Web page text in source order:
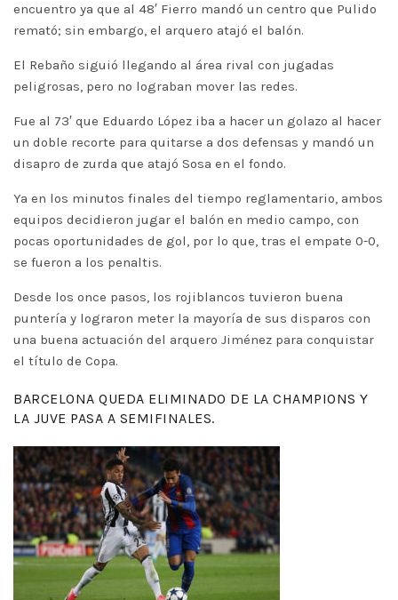
encuentro ya que al 48′ Fierro mandó un centro que Pulido
remató; sin embargo, el arquero atajó el balón.
El Rebaño siguió llegando al área rival con jugadas
peligrosas, pero no lograban mover las redes.
Fue al 73′ que Eduardo López iba a hacer un golazo al hacer
un doble recorte para quitarse a dos defensas y mandó un
disapro de zurda que atajó Sosa en el fondo.
Ya en los minutos finales del tiempo reglamentario, ambos
equipos decidieron jugar el balón en medio campo, con
pocas oportunidades de gol, por lo que, tras el empate 0-0,
se fueron a los penaltis.
Desde los once pasos, los rojiblancos tuvieron buena
puntería y lograron meter la mayoría de sus disparos con
una buena actuación del arquero Jiménez para conquistar
el título de Copa.
BARCELONA QUEDA ELIMINADO DE LA CHAMPIONS Y
LA JUVE PASA A SEMIFINALES.